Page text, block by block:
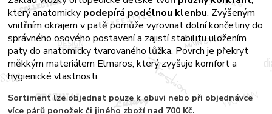
který anatomicky podepírá podélnou klenbu. Zvýšeným
vnitřním okrajem v patě pomůže vyrovnat dolní končetiny do
správného osového postavení a zajistí stabilitu uložením
paty do anatomicky tvarovaného lůžka. Povrch je překryt
měkkým materiálem Elmaros, který zvyšuje komfort a
hygienické vlastnosti.
Sortimentlze objednat pouze k obuvi nebo při objednávce
více párů ponožek či jiného zboží nad 700 Kč.